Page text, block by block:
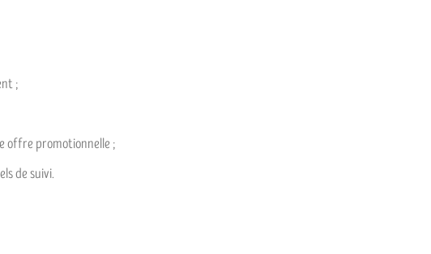
;
offre promotionnelle ;
de suivi.